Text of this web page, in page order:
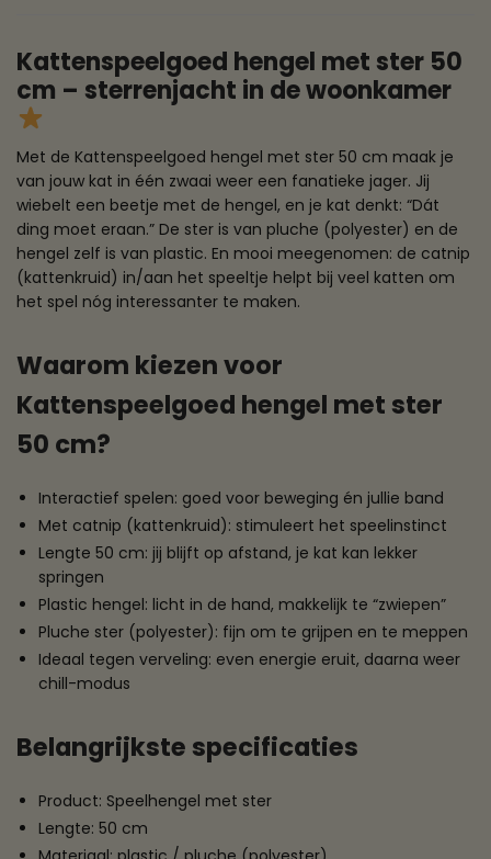
Kattenspeelgoed hengel met ster 50
cm – sterrenjacht in de woonkamer
Met de Kattenspeelgoed hengel met ster 50 cm maak je
van jouw kat in één zwaai weer een fanatieke jager. Jij
wiebelt een beetje met de hengel, en je kat denkt: “Dát
ding moet eraan.” De ster is van pluche (polyester) en de
hengel zelf is van plastic. En mooi meegenomen: de catnip
(kattenkruid) in/aan het speeltje helpt bij veel katten om
het spel nóg interessanter te maken.
Waarom kiezen voor
Kattenspeelgoed hengel met ster
50 cm?
Interactief spelen: goed voor beweging én jullie band
Met catnip (kattenkruid): stimuleert het speelinstinct
Lengte 50 cm: jij blijft op afstand, je kat kan lekker
springen
Plastic hengel: licht in de hand, makkelijk te “zwiepen”
Pluche ster (polyester): fijn om te grijpen en te meppen
Ideaal tegen verveling: even energie eruit, daarna weer
chill-modus
Belangrijkste specificaties
Product: Speelhengel met ster
Lengte: 50 cm